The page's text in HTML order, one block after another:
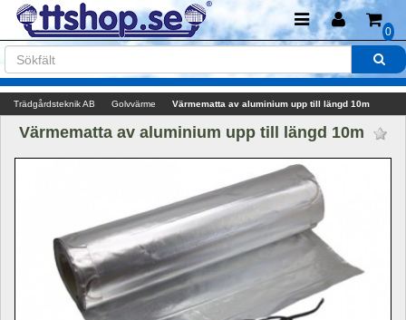
0
Trädgårdsteknik AB Golvvärme Värmematta av aluminium upp till längd 10m
Värmematta av aluminium upp till längd 10m